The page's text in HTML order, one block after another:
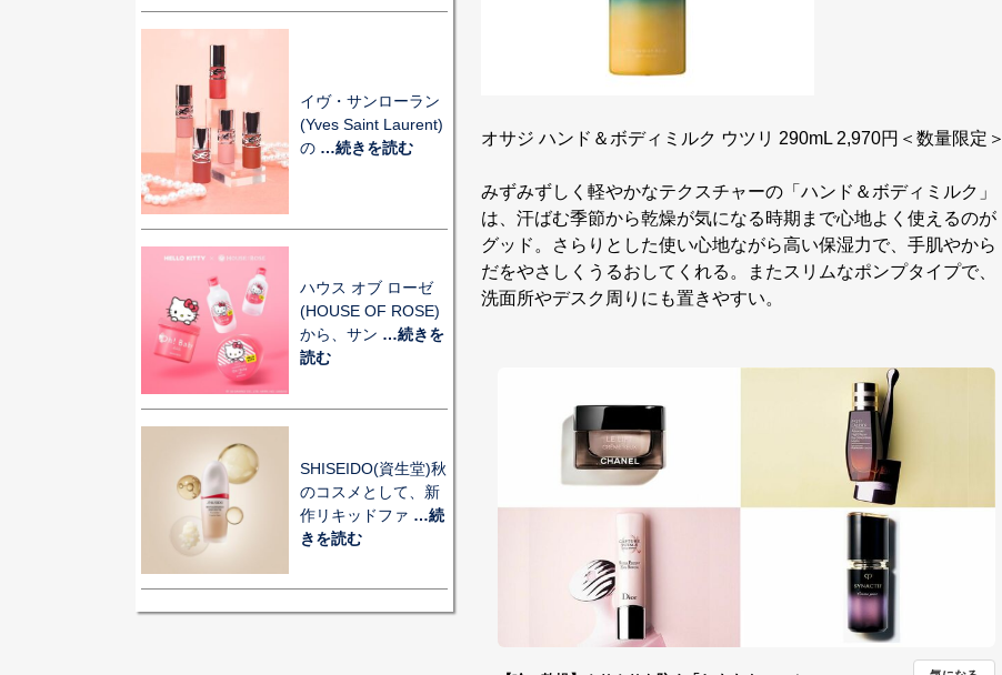
イヴ・サンローラン
(Yves Saint Laurent)
の …続きを読む
ハウス オブ ローゼ
(HOUSE OF ROSE)
から、サン …続きを
読む
SHISEIDO(資生堂)秋
のコスメとして、新
作リキッドファ …続
きを読む
オサジ ハンド＆ボディミルク ウツリ 290mL 2,970円＜数量限定＞
みずみずしく軽やかなテクスチャーの「ハンド＆ボディミルク」
は、汗ばむ季節から乾燥が気になる時期まで心地よく使えるのが
グッド。さらりとした使い心地ながら高い保湿力で、手肌やから
だをやさしくうるおしてくれる。またスリムなポンプタイプで、
洗面所やデスク周りにも置きやすい。